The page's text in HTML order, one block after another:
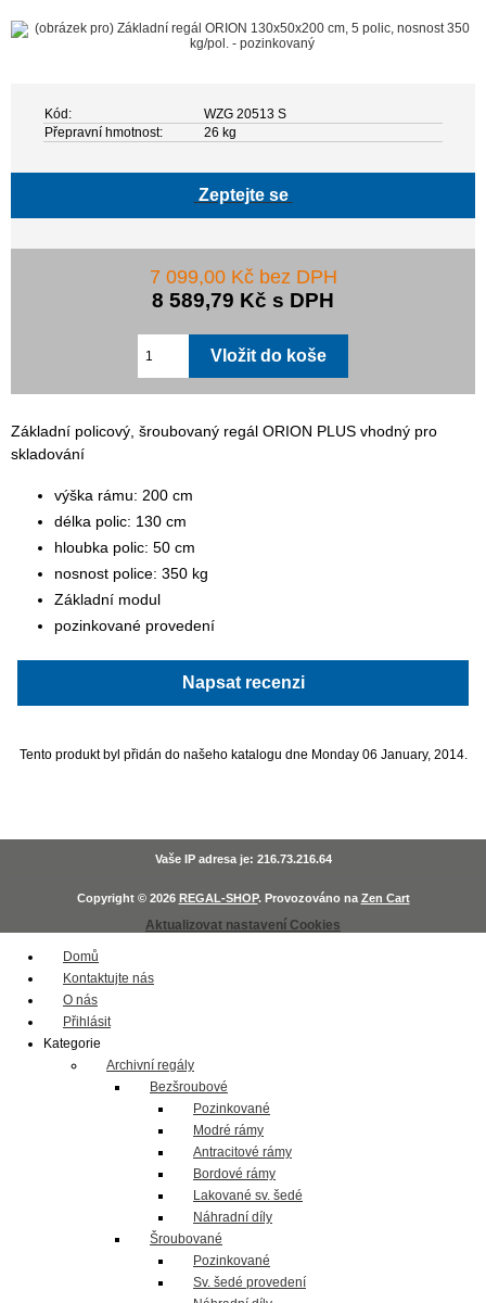
Kód:
WZG 20513 S
Přepravní hmotnost:
26 kg
Zeptejte se
7 099,00 Kč bez DPH
8 589,79 Kč s DPH
Základní policový, šroubovaný regál ORION PLUS vhodný pro
skladování
výška rámu: 200 cm
délka polic: 130 cm
hloubka polic: 50 cm
nosnost police: 350 kg
Základní modul
pozinkované provedení
Napsat recenzi
Tento produkt byl přidán do našeho katalogu dne Monday 06 January, 2014.
Vaše IP adresa je: 216.73.216.64
Copyright © 2026 REGAL-SHOP. Provozováno na Zen Cart
Aktualizovat nastavení Cookies
Domů
Kontaktujte nás
O nás
Přihlásit
Kategorie
Archivní regály
Bezšroubové
Pozinkované
Modré rámy
Antracitové rámy
Bordové rámy
Lakované sv. šedé
Náhradní díly
Šroubované
Pozinkované
Sv. šedé provedení